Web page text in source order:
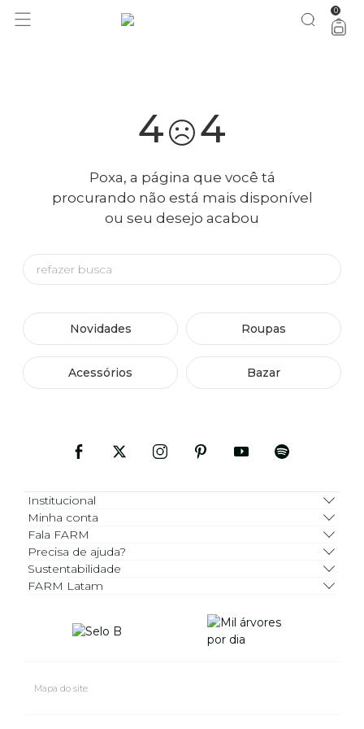
você merece 30% OFF pra comemorar com a gente aproveita! 0
4 4
Poxa, a página que você tá
procurando não está mais disponível
ou seu desejo acabou
Novidades Roupas
Acessórios Bazar
Institucional
Minha conta
Fala FARM
Precisa de ajuda?
Sustentabilidade
FARM Latam
Mapa do site